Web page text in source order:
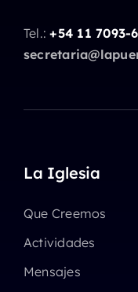
Tel.:+54 11 7093-
La Iglesia
Que Creemos
Actividades
Mensajes